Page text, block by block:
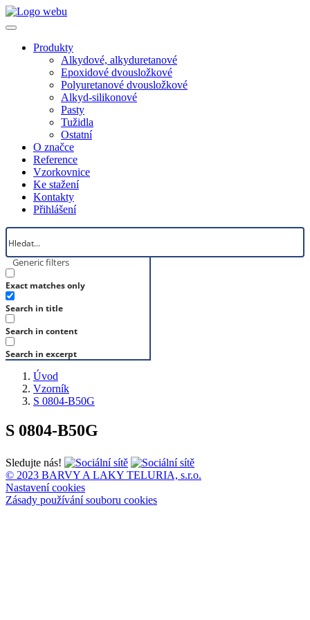
Produkty
Alkydové, alkyduretanové
Epoxidové dvousložkové
Polyuretanové dvousložkové
Alkyd-silikonové
Pasty
Tužidla
Ostatní
O značce
Reference
Vzorkovnice
Ke stažení
Kontakty
Přihlášení
Generic filters
Exact matches only
Search in title
Search in content
Search in excerpt
Úvod
Vzorník
S 0804-B50G
S 0804-B50G
Sledujte nás!
© 2023 BARVY A LAKY TELURIA, s.r.o.
Nastavení cookies
Zásady používání souboru cookies